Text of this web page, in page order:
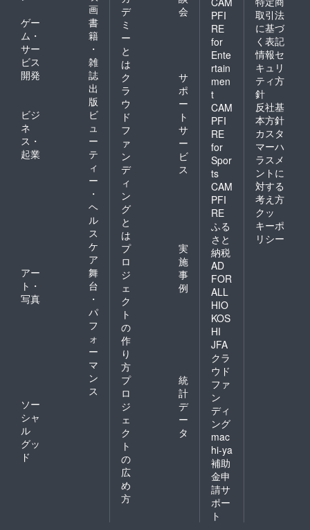
画
ゲー
ム・
サー
ビス
開発
書
籍
・
雑
誌
出
版
ビジ
ネ
ス・
起業
ビ
ュ
ー
テ
ィ
ー
・
ヘ
ル
ス
ケ
ア
アー
ト・
写真
舞
台
・
パ
フ
ォ
ー
マ
ン
ス
ソー
シャ
ル
グッ
ド
デ
ミ
ー
と
は
会
ク
ラ
ウ
ド
フ
ァ
ン
デ
ィ
ン
グ
と
は
サ
ポ
ー
ト
サ
ー
ビ
ス
プ
ロ
ジ
ェ
ク
ト
の
作
り
方
実
施
事
例
プ
ロ
ジ
ェ
ク
ト
の
広
め
方
統
計
デ
ー
タ
PFI
RE
for
Ente
rtain
men
t
CAM
PFI
RE
for
Spor
ts
CAM
PFI
RE
ふる
さと
納税
AD
FOR
ALL
HIO
KOS
HI
JFA
クラ
ウド
ファ
ン
ディ
ング
mac
hi-ya
補助
金申
請サ
ポー
ト
取引法
に基づ
く表記
情報セ
キュリ
ティ方
針
反社基
本方針
カスタ
マーハ
ラスメ
ントに
対する
考え方
クッ
キーポ
リシー